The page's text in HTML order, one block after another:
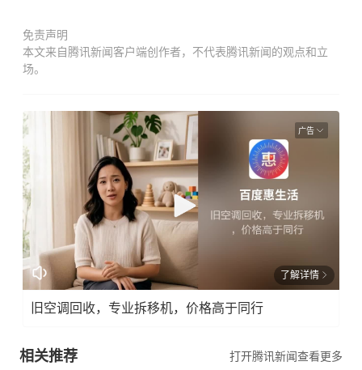
免责声明
本文来自腾讯新闻客户端创作者，不代表腾讯新闻的观点和立
场。
广告
了解详情
旧空调回收，专业拆移机，价格高于同行
相关推荐 打开腾讯新闻查看更多